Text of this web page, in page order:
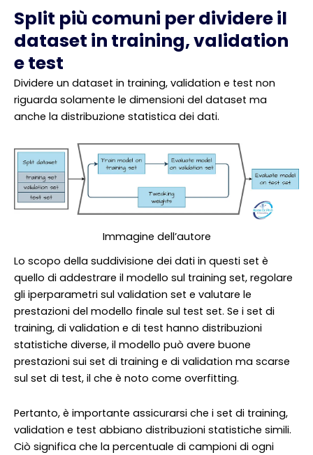
Split più comuni per dividere il
dataset in training, validation
e test
Dividere un dataset in training, validation e test non
riguarda solamente le dimensioni del dataset ma
anche la distribuzione statistica dei dati.
Immagine dell’autore
Lo scopo della suddivisione dei dati in questi set è
quello di addestrare il modello sul training set, regolare
gli iperparametri sul validation set e valutare le
prestazioni del modello finale sul test set. Se i set di
training, di validation e di test hanno distribuzioni
statistiche diverse, il modello può avere buone
prestazioni sui set di training e di validation ma scarse
sul set di test, il che è noto come overfitting.
Pertanto, è importante assicurarsi che i set di training,
validation e test abbiano distribuzioni statistiche simili.
Ciò significa che la percentuale di campioni di ogni